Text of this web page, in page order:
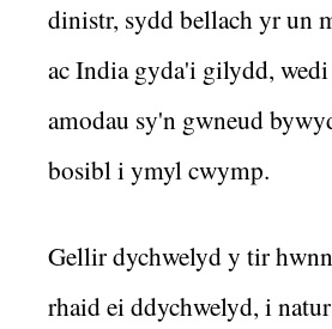
dinistr, sydd bellach yr un
ac India gyda'i gilydd,
amodau sy'n gwneud
bosibl i ymyl cwymp.
Gellir dychwelyd y tir
rhaid ei ddychwelyd, i